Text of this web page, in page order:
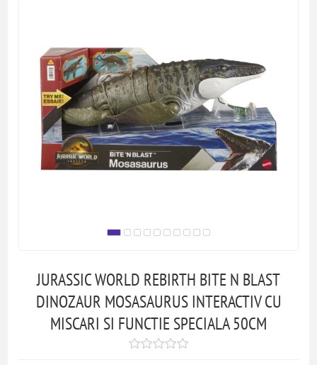
JURASSIC WORLD REBIRTH BITE N BLAST
DINOZAUR MOSASAURUS INTERACTIV CU
MISCARI SI FUNCTIE SPECIALA 50CM